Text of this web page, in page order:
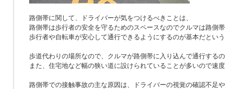
路側帯に関して、ドライバーが気をつけるべきことは、
路側帯は歩行者の安全を守るためのスペースなのでクルマは路側
歩行者や自転車が安心して通行できるようにするのが基本だとい
歩道代わりの場所なので、クルマが路側帯に入り込んで通行する
また、住宅地など幅の狭い道に設けられていることが多いので速
路側帯での接触事故の主な原因は、ドライバーの視覚の確認不足